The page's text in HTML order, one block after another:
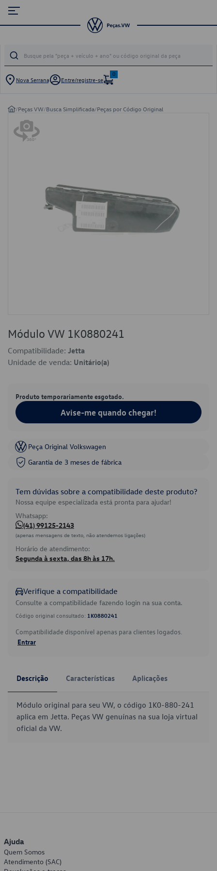
Nova Serrana Entre/registre-se
0
/Peças VW/Busca Simplificada/Peças por Código Original
Módulo VW 1K0880241
Compatibilidade: Jetta
Unidade de venda: Unitário(a)
Produto temporariamente esgotado.
Avise-me quando chegar!
Peça Original Volkswagen
Garantia de 3 meses de fábrica
Tem dúvidas sobre a compatibilidade deste produto?
Nossa equipe especializada está pronta para ajudar!
Whatsapp:
(41) 99125-2143
(apenas mensagens de texto, não atendemos ligações)
Horário de atendimento:
Segunda à sexta, das 8h às 17h.
Verifique a compatibilidade
Consulte a compatibilidade fazendo login na sua conta.
Código original consultado: 1K0880241
Compatibilidade disponível apenas para clientes logados.
Entrar
Descrição Características Aplicações
Módulo original para seu VW, o código 1K0-880-241
aplica em Jetta. Peças VW genuínas na sua loja virtual
oficial da VW.
Ajuda
Quem Somos
Atendimento (SAC)